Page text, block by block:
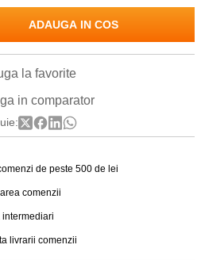
ADAUGA IN COS
la favorite
in comparator
de peste 500 de lei
comenzii
intermediari
livrarii comenzii